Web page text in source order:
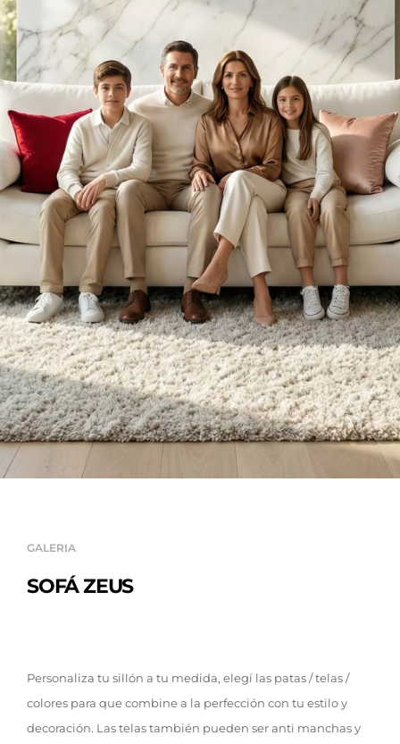
GALERIA
SOFÁ ZEUS
Personaliza tu sillón a tu medida, elegí las patas / telas /
colores para que combine a la perfección con tu estilo y
decoración. Las telas también pueden ser anti manchas y